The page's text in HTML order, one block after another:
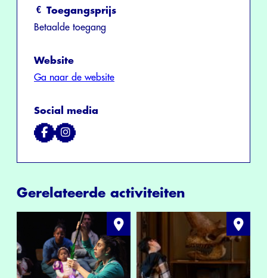
Toegangsprijs
Betaalde toegang
Website
Ga naar de website
Social media
Gerelateerde activiteiten